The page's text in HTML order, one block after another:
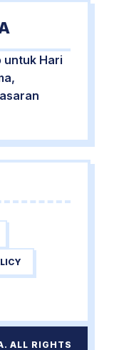
Hari
ALL RIGHTS